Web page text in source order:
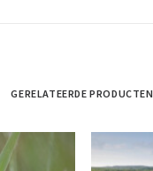
GERELATEERDE PRODUCTEN